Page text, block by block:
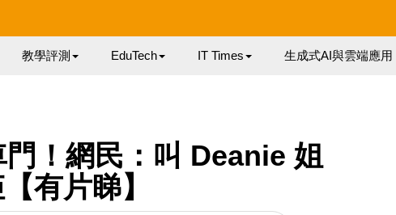
教學評測 EduTech IT Times 生成式AI與雲端應用
！網民：叫 Deanie 姐
有片睇】